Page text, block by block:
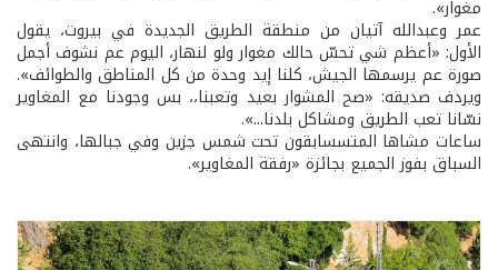
مغوار».
عمر وعبدالله آتيان من منطقة الطريق الجديدة في بيروت، يقول
الأول: «أعظم شي تحسّ حالك مغوار ولو لنهار، اليوم عم نشوف أجمل
صورة عم يرسمها الجيش، كلنا إيد وحدة من كل المناطق والطوائف».
ويردف صديقه: «صح المشوار بعيد وتعبنا،، بس وجودنا مع المغاوير
نسّانا تعب الطريق ومشاكل بلدنا...».
ساعات مشاها المتسسابقون تحت شمس جزين وفي جبالها، وانتهى
السباق بفوز الجميع بجائزة «رفقة المغاوير».